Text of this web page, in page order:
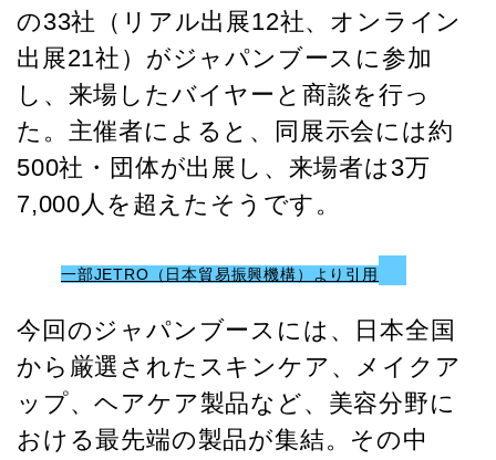
の33社（リアル出展12社、オンライン
出展21社）がジャパンブースに参加
し、来場したバイヤーと商談を行っ
た。主催者によると、同展示会には約
500社・団体が出展し、来場者は3万
7,000人を超えたそうです。
一部JETRO（日本貿易振興機構）より引用
今回のジャパンブースには、日本全国
から厳選されたスキンケア、メイクア
ップ、ヘアケア製品など、美容分野に
おける最先端の製品が集結。その中